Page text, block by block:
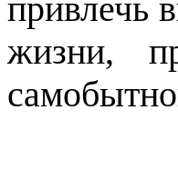
привлечь
жизни,